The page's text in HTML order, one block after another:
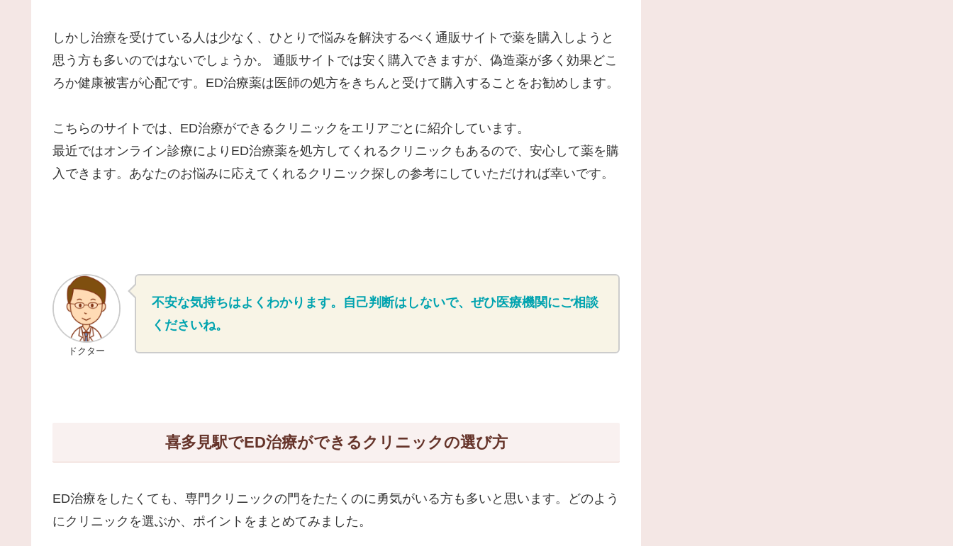
しかし治療を受けている人は少なく、ひとりで悩みを解決するべく通販サイトで薬を購入しようと
思う方も多いのではないでしょうか。 通販サイトでは安く購入できますが、偽造薬が多く効果どこ
ろか健康被害が心配です。ED治療薬は医師の処方をきちんと受けて購入することをお勧めします。
こちらのサイトでは、ED治療ができるクリニックをエリアごとに紹介しています。
最近ではオンライン診療によりED治療薬を処方してくれるクリニックもあるので、安心して薬を購
入できます。あなたのお悩みに応えてくれるクリニック探しの参考にしていただければ幸いです。
ドクター
不安な気持ちはよくわかります。自己判断はしないで、ぜひ医療機関にご相談
くださいね。
喜多見駅でED治療ができるクリニックの選び方
ED治療をしたくても、専門クリニックの門をたたくのに勇気がいる方も多いと思います。どのよう
にクリニックを選ぶか、ポイントをまとめてみました。